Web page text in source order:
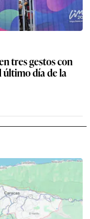
tres gestos con
último día de la